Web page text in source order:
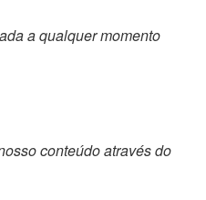
a qualquer momento
conteúdo através do